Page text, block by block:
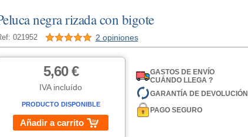
negra rizada con bigote
021952 2 opiniones
5,60 €
IVA incluído
PRODUCTO DISPONIBLE
Añadir a carrito
GASTOS DE ENVÍO
CUÁNDO LLEGA ?
GARANTÍA DE DEVOLUCIÓN
PAGO SEGURO